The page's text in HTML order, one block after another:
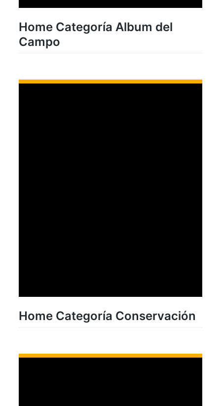
Home Categoría Album del
Campo
Home Categoría Conservación